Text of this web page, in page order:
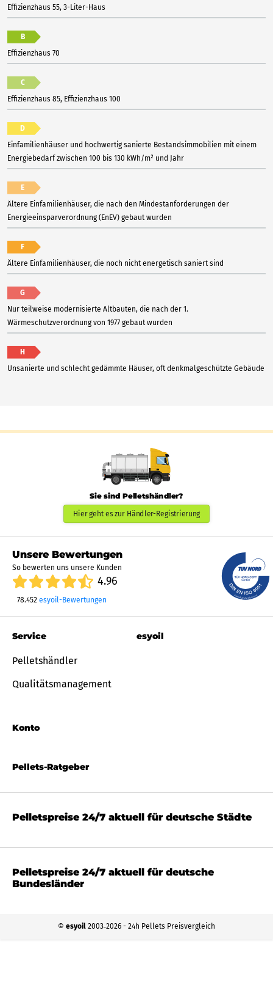
Effizienzhaus 55, 3-Liter-Haus
B
Effizienzhaus 70
C
Effizienzhaus 85, Effizienzhaus 100
D
Einfamilienhäuser und hochwertig sanierte Bestandsimmobilien mit einem
Energiebedarf zwischen 100 bis 130 kWh/m² und Jahr
E
Ältere Einfamilienhäuser, die nach den Mindestanforderungen der
Energieeinsparverordnung (EnEV) gebaut wurden
F
Ältere Einfamilienhäuser, die noch nicht energetisch saniert sind
G
Nur teilweise modernisierte Altbauten, die nach der 1.
Wärmeschutzverordnung von 1977 gebaut wurden
H
Unsanierte und schlecht gedämmte Häuser, oft denkmalgeschützte Gebäude
Sie sind Pelletshändler?
Hier geht es zur Händler-Registrierung
Unsere Bewertungen
So bewerten uns unsere Kunden
4.96
78.452 esyoil-Bewertungen
Pellets-Ratgeber
Service
Pelletshändler
Qualitätsmanagement
Konto
esyoil
Pelletspreise 24/7 aktuell für deutsche Städte
Pelletspreise 24/7 aktuell für deutsche
Bundesländer
© esyoil 2003‐2026 - 24h Pellets Preisvergleich